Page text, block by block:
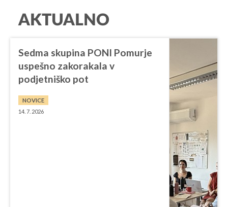
AKTUALNO
Sedma skupina PONI Pomurje
uspešno zakorakala v
podjetniško pot
NOVICE
14. 7. 2026